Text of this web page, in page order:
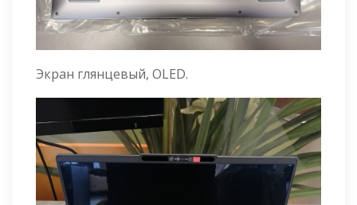
Экран глянцевый, OLED.